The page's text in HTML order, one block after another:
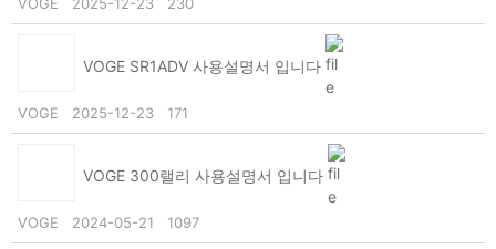
VOGE SR1ADV 사용설명서 입니다
VOGE 2025-12-23 171
VOGE 300랠리 사용설명서 입니다
VOGE 2024-05-21 1097